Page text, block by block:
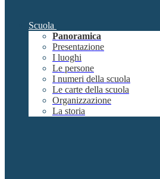
Scuola
Panoramica
Presentazione
I luoghi
Le persone
I numeri della scuola
Le carte della scuola
Organizzazione
La storia